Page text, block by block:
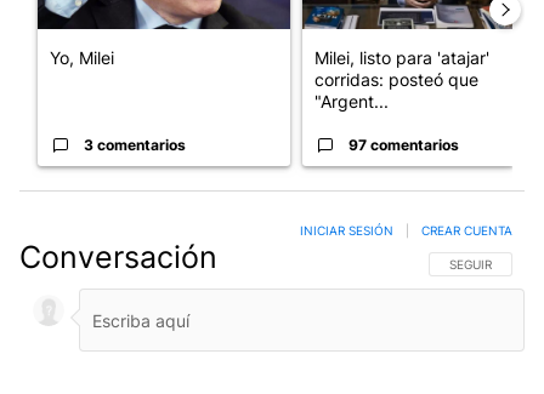
Yo, Milei
3 comentarios
Milei, listo para 'atajar'
corridas: posteó que
"Argent...
97 comentarios
Conversación SIGA ESTA
SEGUIR
INICIAR SESIÓN CREAR CUENTA